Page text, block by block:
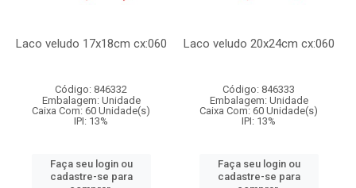
Laco veludo 17x18cm cx:060
Código: 846332
Embalagem: Unidade
Caixa Com: 60 Unidade(s)
IPI: 13%
Faça seu login ou
cadastre-se para
Laco veludo 20x24cm cx:060
Código: 846333
Embalagem: Unidade
Caixa Com: 60 Unidade(s)
IPI: 13%
Faça seu login ou
cadastre-se para